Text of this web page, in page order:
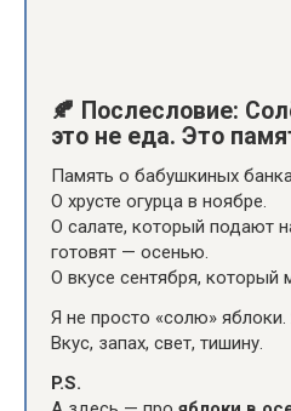
🍂 Послесловие:
это не еда. Это
Память о бабушкиных
О хрусте огурца в ноябре.
О салате, который подают
готовят — осенью.
О вкусе сентября, который
Я не просто «солю» яблоки.
Вкус, запах, свет, тишину.
P.S.